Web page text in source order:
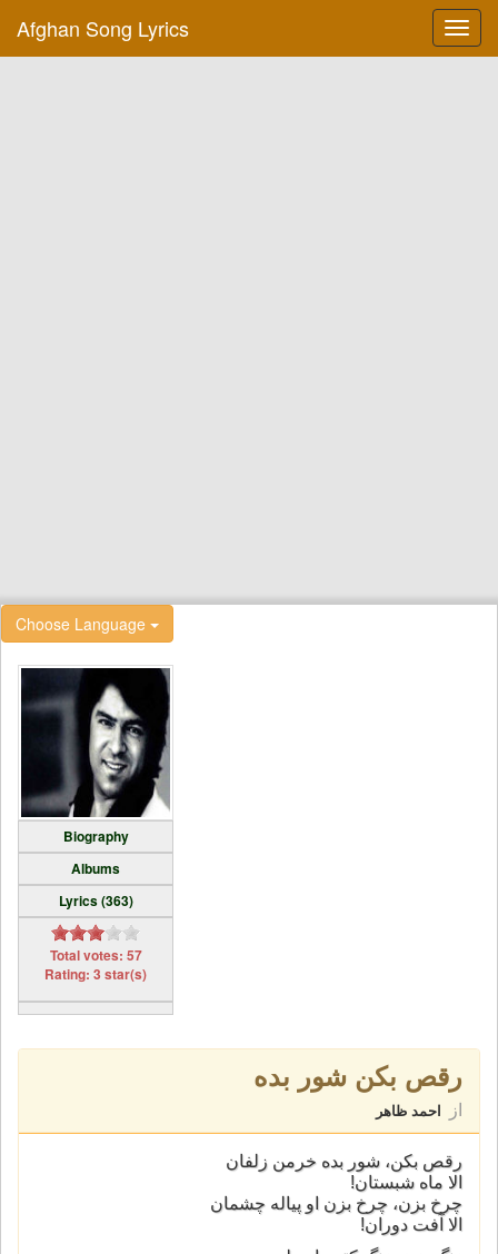
Afghan Song Lyrics
Choose Language
Biography
Albums
Lyrics (363)
Total votes: 57
Rating: 3 star(s)
رقص بکن شور بده
از احمد ظاهر
رقص بکن، شور بده خرمن زلفان
الا ماه شبستان!
چرخ بزن، چرخ بزن او پياله چشمان
الا آفت دوران!